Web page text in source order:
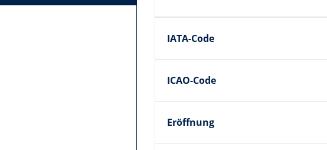
IATA-Code
ICAO-Code
Eröffnung